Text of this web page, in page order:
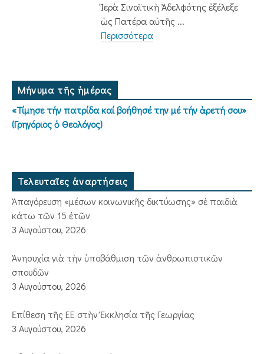
Ἱερὰ Σιναϊτικὴ Ἀδελφότης ἐξέλεξε
ὡς Πατέρα αὐτῆς ...
Περισσότερα
Μήνυμα τῆς ἡμέρας
«Τίμησε τήν πατρίδα καί βοήθησέ την μέ τήν ἀρετή σου»
(Γρηγόριος ὁ Θεολόγος)
Τελευταῖες ἀναρτήσεις
Ἀπαγόρευση «μέσων κοινωνικῆς δικτύωσης» σὲ παιδιὰ
κάτω τῶν 15 ἐτῶν
3 Αυγούστου, 2026
Ἀνησυχία γιὰ τὴν ὑποβάθμιση τῶν ἀνθρωπιστικῶν
σπουδῶν
3 Αυγούστου, 2026
Ἐπίθεση τῆς ΕΕ στὴν Ἐκκλησία τῆς Γεωργίας
3 Αυγούστου, 2026